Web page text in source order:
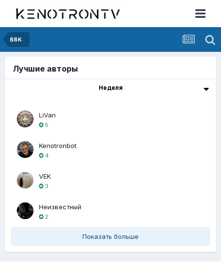
BBK
Лучшие авторы
Неделя
LiVan
5
Kenotronbot
4
VEK
3
Неизвестный
2
Показать больше